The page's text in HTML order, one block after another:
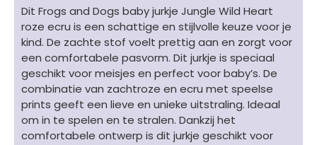
Jungle
-
bladerenprint
&
luipaard
roze/ecru/oranje/rood
aantal
Dit Frogs and Dogs baby jurkje Jungle Wild Heart
roze ecru is een schattige en stijlvolle keuze voor je
kind. De zachte stof voelt prettig aan en zorgt voor
een comfortabele pasvorm. Dit jurkje is speciaal
geschikt voor meisjes en perfect voor baby’s. De
combinatie van zachtroze en ecru met speelse
prints geeft een lieve en unieke uitstraling. Ideaal
om in te spelen en te stralen. Dankzij het
comfortabele ontwerp is dit jurkje geschikt voor